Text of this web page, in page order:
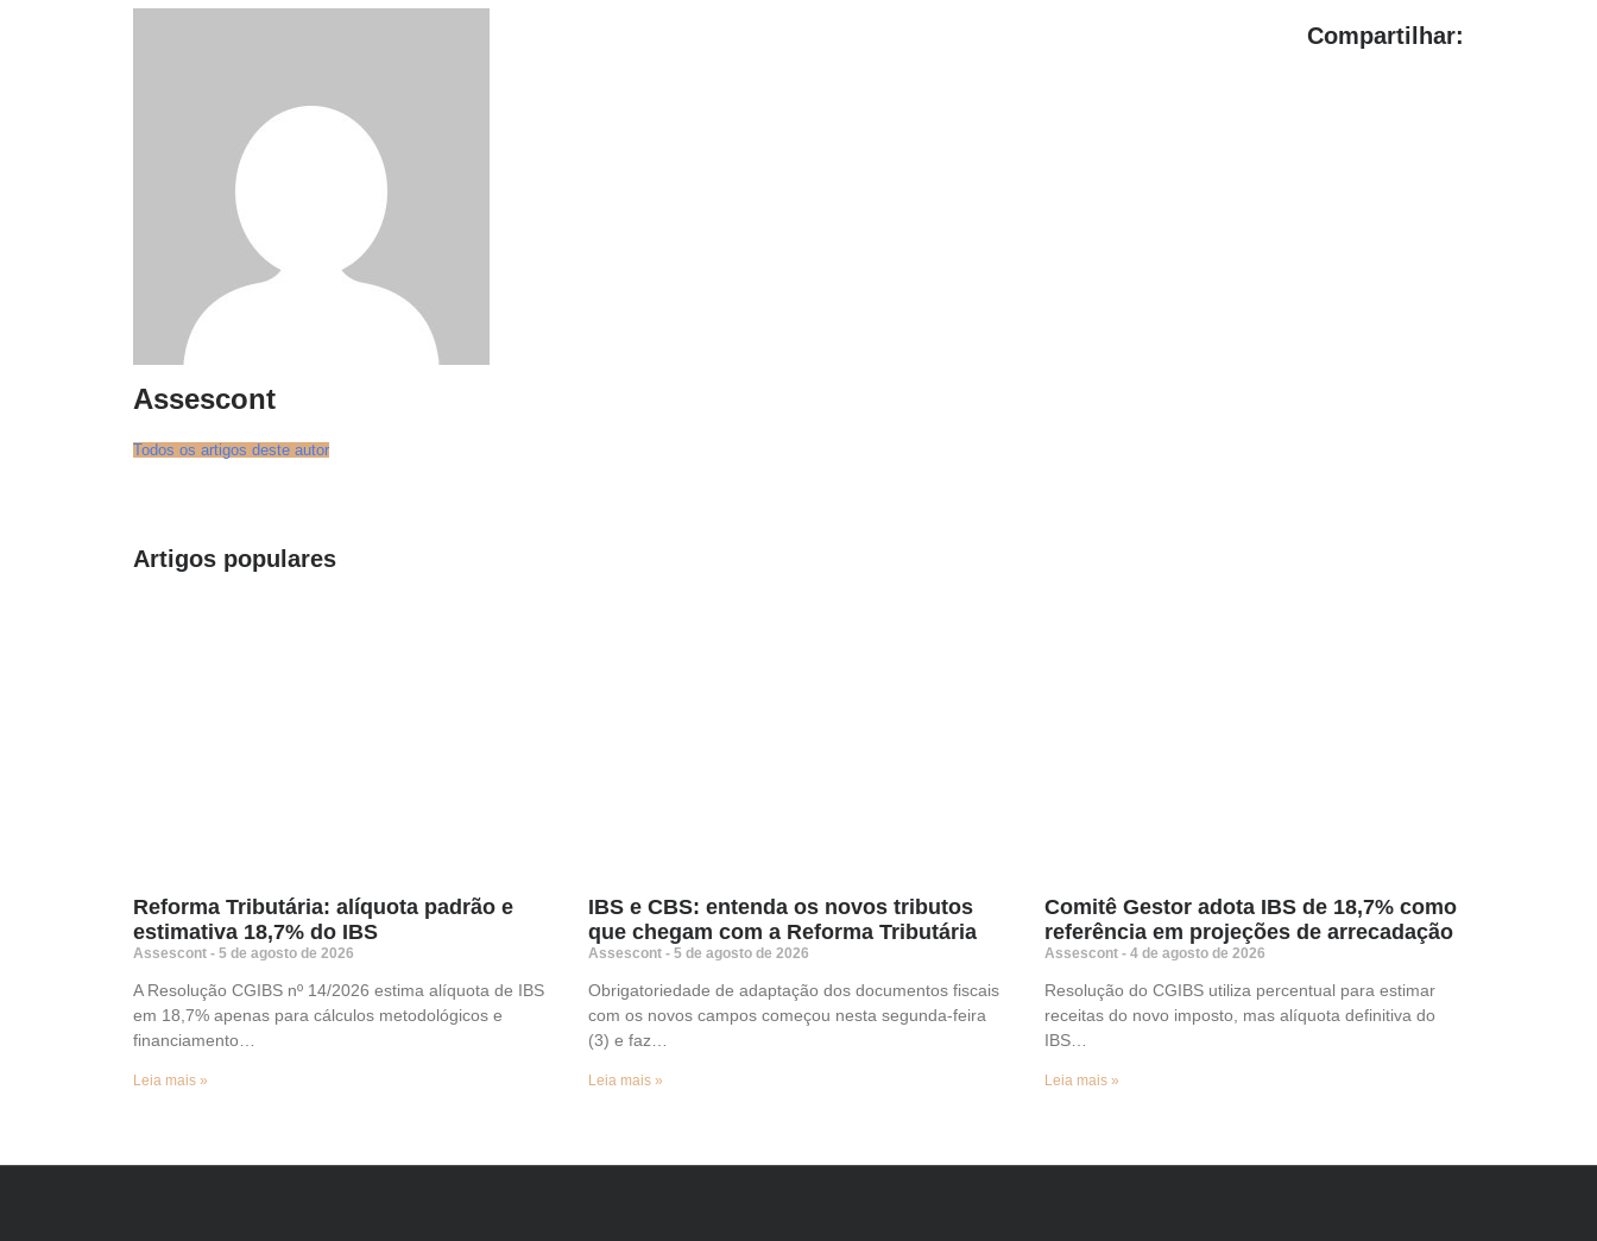
Assescont
Todos os artigos deste autor
Compartilhar:
Artigos populares
Reforma Tributária: alíquota padrão e
estimativa 18,7% do IBS
Assescont 5 de agosto de 2026
A Resolução CGIBS nº 14/2026 estima alíquota de IBS
em 18,7% apenas para cálculos metodológicos e
financiamento…
Leia mais »
IBS e CBS: entenda os novos tributos
que chegam com a Reforma Tributária
Assescont 5 de agosto de 2026
Obrigatoriedade de adaptação dos documentos fiscais
com os novos campos começou nesta segunda-feira
(3) e faz…
Leia mais »
Comitê Gestor adota IBS de 18,7% como
referência em projeções de arrecadação
Assescont 4 de agosto de 2026
Resolução do CGIBS utiliza percentual para estimar
receitas do novo imposto, mas alíquota definitiva do
IBS…
Leia mais »